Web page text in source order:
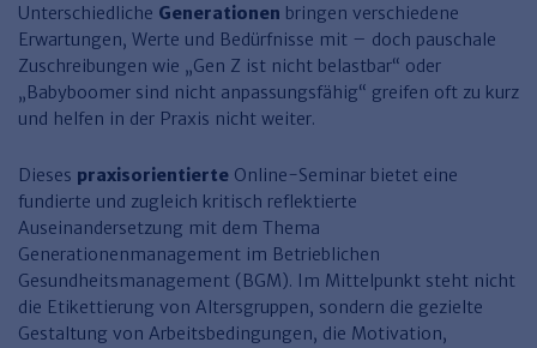
Führung
Personalmanagement und
Organisation
Personalentwicklung und
Persönlichkeitsentwicklung
Rechnungswesen
Entgeltabrechnung
Steuerkanzlei und Gebühren
Finden Sie Ihr Thema
Familien- und Erbrecht
Miet- und WE-Recht
Verkehrsrecht
Wirtschaftsrecht
Sozialrecht
Compliance
Finden Sie Ihr Thema
Miet- und Bestandsverwaltung
Wohnungswirtschaft
Immobilienverwaltung
Öffentlicher Dienst
Finden Sie Ihr Thema
TVöD
Kommunale Finanzen
SGB & Sozialwesen
Arbeitsschutz & BGM
Finden Sie Ihr Thema
Arbeitsschutz
Betriebliches
Gesundheitsmanagement
Produktpräsentationen
Finden Sie Ihr Thema
Unterschiedliche Generationen bringen verschiedene
Erwartungen, Werte und Bedürfnisse mit – doch pauschale
Zuschreibungen wie „Gen Z ist nicht belastbar“ oder
„Babyboomer sind nicht anpassungsfähig“ greifen oft zu kurz
und helfen in der Praxis nicht weiter.
Dieses praxisorientierte Online-Seminar bietet eine
fundierte und zugleich kritisch reflektierte
Auseinandersetzung mit dem Thema
Generationenmanagement im Betrieblichen
Gesundheitsmanagement (BGM). Im Mittelpunkt steht nicht
die Etikettierung von Altersgruppen, sondern die gezielte
Gestaltung von Arbeitsbedingungen, die Motivation,